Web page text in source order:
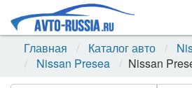
Главная
Каталог авто
Nissan Presea
Nissan